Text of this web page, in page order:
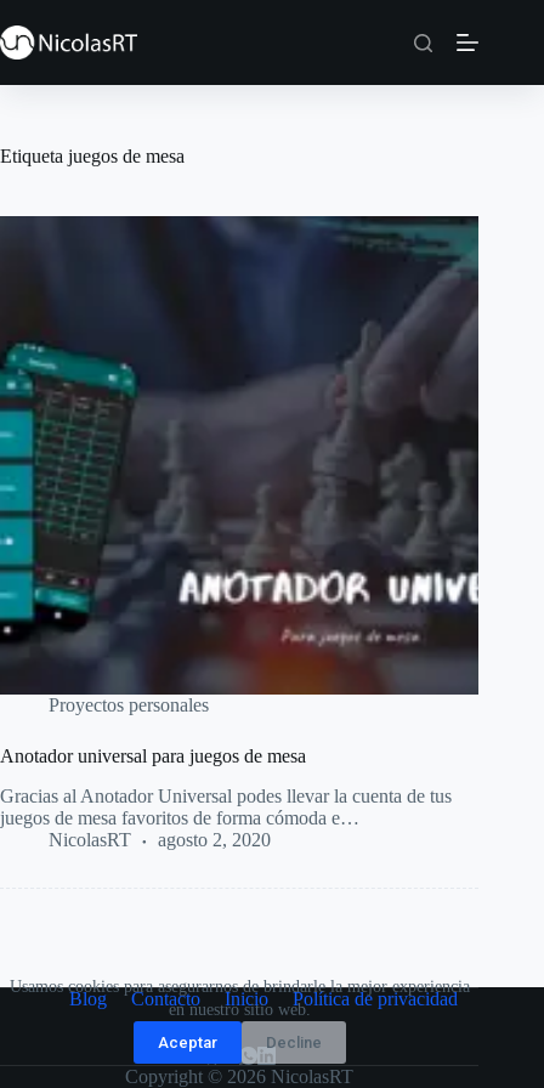
al
contenido
Usamos cookies para asegurarnos de brindarle la mejor experiencia
en nuestro sitio web.
Aceptar
Decline
Etiqueta juegos de mesa
Proyectos personales
Anotador universal para juegos de mesa
Gracias al Anotador Universal podes llevar la cuenta de tus
juegos de mesa favoritos de forma cómoda e…
NicolasRT
agosto 2, 2020
Blog Contacto Inicio Política de privacidad
Copyright © 2026 NicolasRT